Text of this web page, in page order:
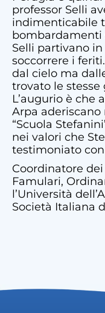
professor Selli
indimenticabile
bombardamenti
Selli partivano
soccorrere i
dal cielo ma
trovato le
L’augurio è che
Arpa
“Scuola
nei valori che
testimoniato
Coordinatore
Famulari,
l’Università
Società Italiana